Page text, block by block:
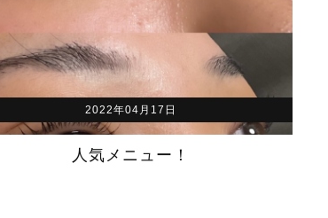
2022年04月17日
人気メニュー！